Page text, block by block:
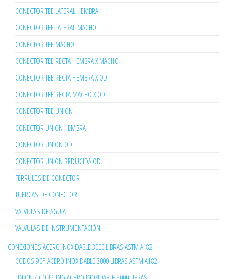
CONECTOR TEE LATERAL HEMBRA
CONECTOR TEE LATERAL MACHO
CONECTOR TEE MACHO
CONECTOR TEE RECTA HEMBRA X MACHO
CONECTOR TEE RECTA HEMBRA X OD
CONECTOR TEE RECTA MACHO X OD
CONECTOR TEE UNION
CONECTOR UNION HEMBRA
CONECTOR UNION OD
CONECTOR UNION REDUCIDA OD
FERRULES DE CONECTOR
TUERCAS DE CONECTOR
VALVULAS DE AGUJA
VÁLVULAS DE INSTRUMENTACIÓN
CONEXIONES ACERO INOXIDABLE 3000 LIBRAS ASTM A182
CODOS 90° ACERO INOXIDABLE 3000 LIBRAS ASTM A182